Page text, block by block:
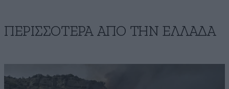
ΠΕΡΙΣΣΟΤΕΡΑ ΑΠΟ ΤΗΝ ΕΛΛΑΔΑ